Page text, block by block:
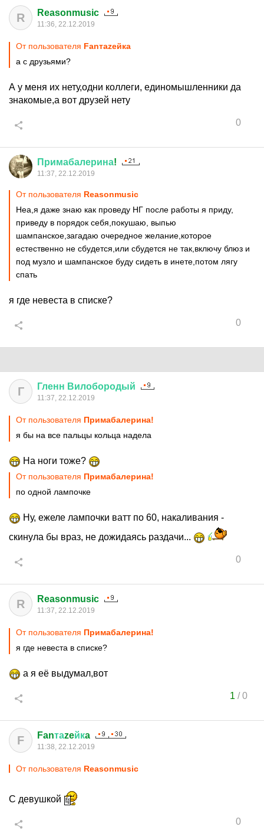
R Reasonmusic
11:36, 22.12.2019
От пользователя Fanтаzeйкa
а с друзьями?
А у меня их нету,одни коллеги, единомышленники да
знакомые,а вот друзей нету
0
Примабалерина!
11:37, 22.12.2019
От пользователя Reasonmusic
Неа,я даже знаю как проведу НГ после работы я приду,
приведу в порядок себя,покушаю, выпью
шампанское,загадаю очередное желание,которое
естественно не сбудется,или сбудется не так,включу блюз и
под музло и шампанское буду сидеть в инете,потом лягу
спать
я где невеста в списке?
0
Г Гленн Вилобородый
11:37, 22.12.2019
От пользователя Примабалерина!
я бы на все пальцы кольца надела
На ноги тоже?
От пользователя Примабалерина!
по одной лампочке
Ну, ежеле лампочки ватт по 60, накаливания -
скинула бы враз, не дожидаясь раздачи...
0
R Reasonmusic
11:37, 22.12.2019
От пользователя Примабалерина!
я где невеста в списке?
а я её выдумал,вот
1 /0
F Fanтаzeйкa
11:38, 22.12.2019
От пользователя Reasonmusic
С девушкой
0